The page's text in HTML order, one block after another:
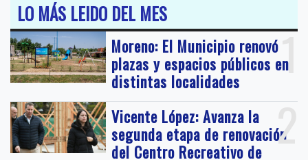
LO MÁS LEIDO DEL MES
1
Moreno: El Municipio renovó
plazas y espacios públicos en
distintas localidades
2
Vicente López: Avanza la
segunda etapa de renovación
del Centro Recreativo de